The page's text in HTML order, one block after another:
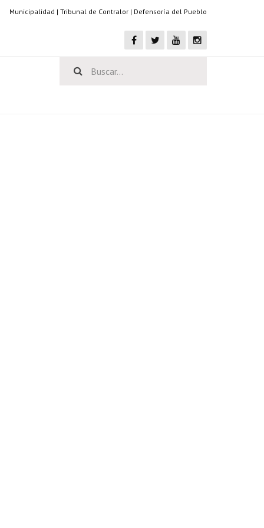
Municipalidad | Tribunal de Contralor | Defensoría del Pueblo